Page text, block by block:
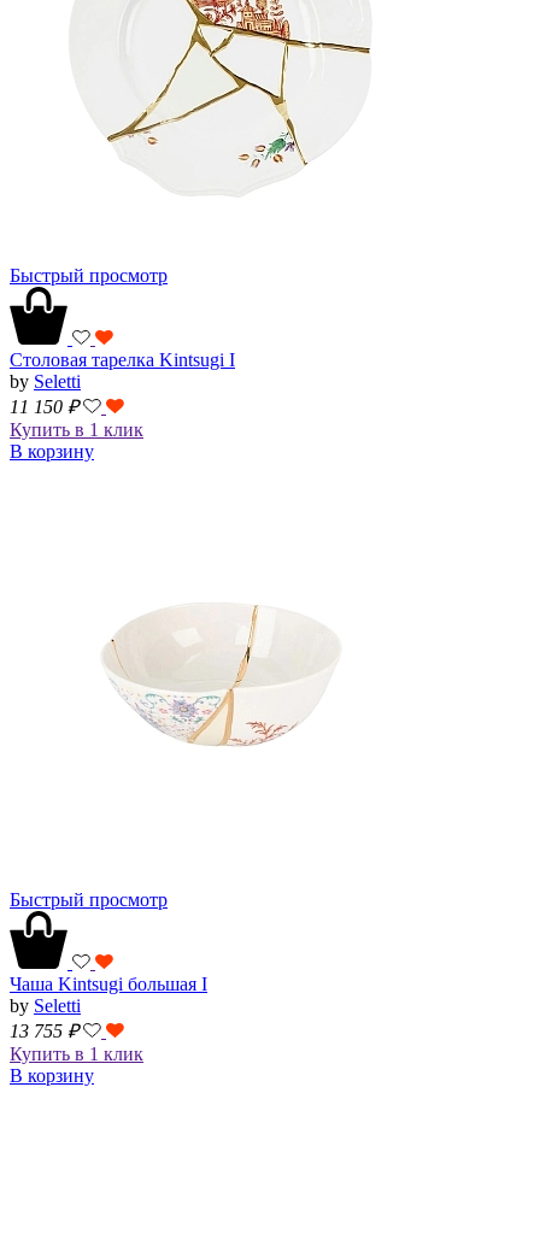
Быстрый просмотр
Столовая тарелка Kintsugi I
by Seletti
11 150 ₽
Купить в 1 клик
В корзину
Быстрый просмотр
Чаша Kintsugi большая I
by Seletti
13 755 ₽
Купить в 1 клик
В корзину